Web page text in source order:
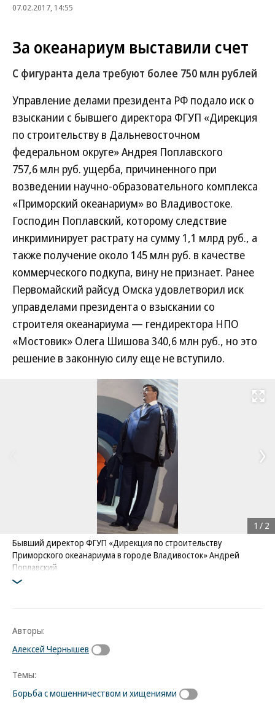
07.02.2017, 14:55
За океанариум выставили счет
С фигуранта дела требуют более 750 млн рублей
Управление делами президента РФ подало иск о
взыскании с бывшего директора ФГУП «Дирекция
по строительству в Дальневосточном
федеральном округе» Андрея Поплавского
757,6 млн руб. ущерба, причиненного при
возведении научно-образовательного комплекса
«Приморский океанариум» во Владивостоке.
Господин Поплавский, которому следствие
инкриминирует растрату на сумму 1,1 млрд руб., а
также получение около 145 млн руб. в качестве
коммерческого подкупа, вину не признает. Ранее
Первомайский райсуд Омска удовлетворил иск
управделами президента о взыскании со
строителя океанариума — гендиректора НПО
«Мостовик» Олега Шишова 340,6 млн руб., но это
решение в законную силу еще не вступило.
Развернуть
Бывший директор ФГУП «Дирекция по строительству
Приморского океанариума в городе Владивосток» Андрей
Поплавский
Фото: Коммерсантъ / Дмитрий Азаров
1 / 2
Авторы:
Алексей Чернышев
Темы:
Борьба с мошенничеством и хищениями